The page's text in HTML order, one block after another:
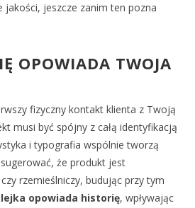
jakości, jeszcze zanim ten pozna
OPOWIADA TWOJA
fizyczny kontakt klienta z Twoją
musi być spójny z całą identyfikacją
i typografia wspólnie tworzą
że produkt jest
rzemieślniczy, budując przy tym
opowiada historię, wpływając